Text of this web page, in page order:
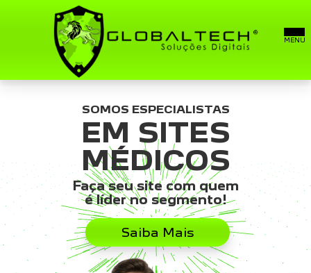
SITES
SITE MÉDICO
E-MAILS PROFISSIONAIS
SOBRE
FALE CONOSCO
SOMOS ESPECIALISTAS
EM SITES
MÉDICOS
Faça seu site com quem
é líder no segmento!
Saiba Mais